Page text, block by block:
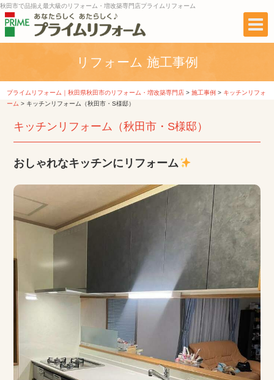
秋田市で品揃え最大級のリフォーム・増改築専門店プライムリフォーム
リフォーム 施工事例
プライムリフォーム｜秋田県秋田市のリフォーム・増改築専門店 >施工事例 > キッチンリフォ
ーム > キッチンリフォーム（秋田市・S様邸）
キッチンリフォーム（秋田市・S様邸）
おしゃれなキッチンにリフォーム